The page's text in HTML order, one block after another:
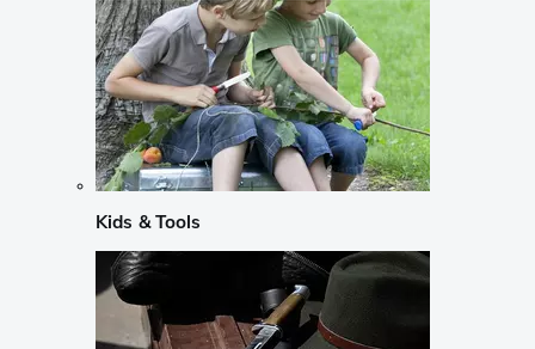
Kids & Tools